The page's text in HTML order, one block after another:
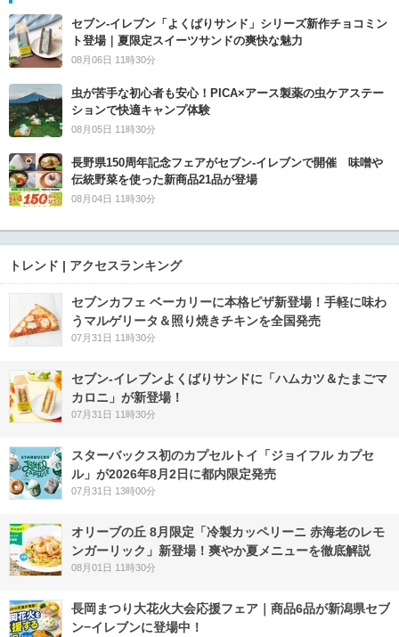
セブン‐イレブン「よくばりサンド」シリーズ新作チョコミン
ト登場｜夏限定スイーツサンドの爽快な魅力
08月06日 11時30分
虫が苦手な初心者も安心！PICA×アース製薬の虫ケアステー
ションで快適キャンプ体験
08月05日 11時30分
長野県150周年記念フェアがセブン-イレブンで開催 味噌や
伝統野菜を使った新商品21品が登場
08月04日 11時30分
トレンド | アクセスランキング
セブンカフェ ベーカリーに本格ピザ新登場！手軽に味わ
うマルゲリータ＆照り焼きチキンを全国発売
07月31日 11時30分
セブン‐イレブンよくばりサンドに「ハムカツ＆たまごマ
カロニ」が新登場！
07月31日 11時30分
スターバックス初のカプセルトイ「ジョイフル カプセ
ル」が2026年8月2日に都内限定発売
07月31日 13時00分
オリーブの丘 8月限定「冷製カッペリーニ 赤海老のレモ
ンガーリック」新登場！爽やか夏メニューを徹底解説
08月01日 11時30分
長岡まつり大花火大会応援フェア｜商品6品が新潟県セブ
ン−イレブンに登場中！